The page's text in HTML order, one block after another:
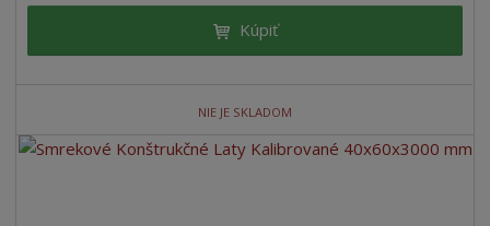
Kúpiť
NIE JE SKLADOM